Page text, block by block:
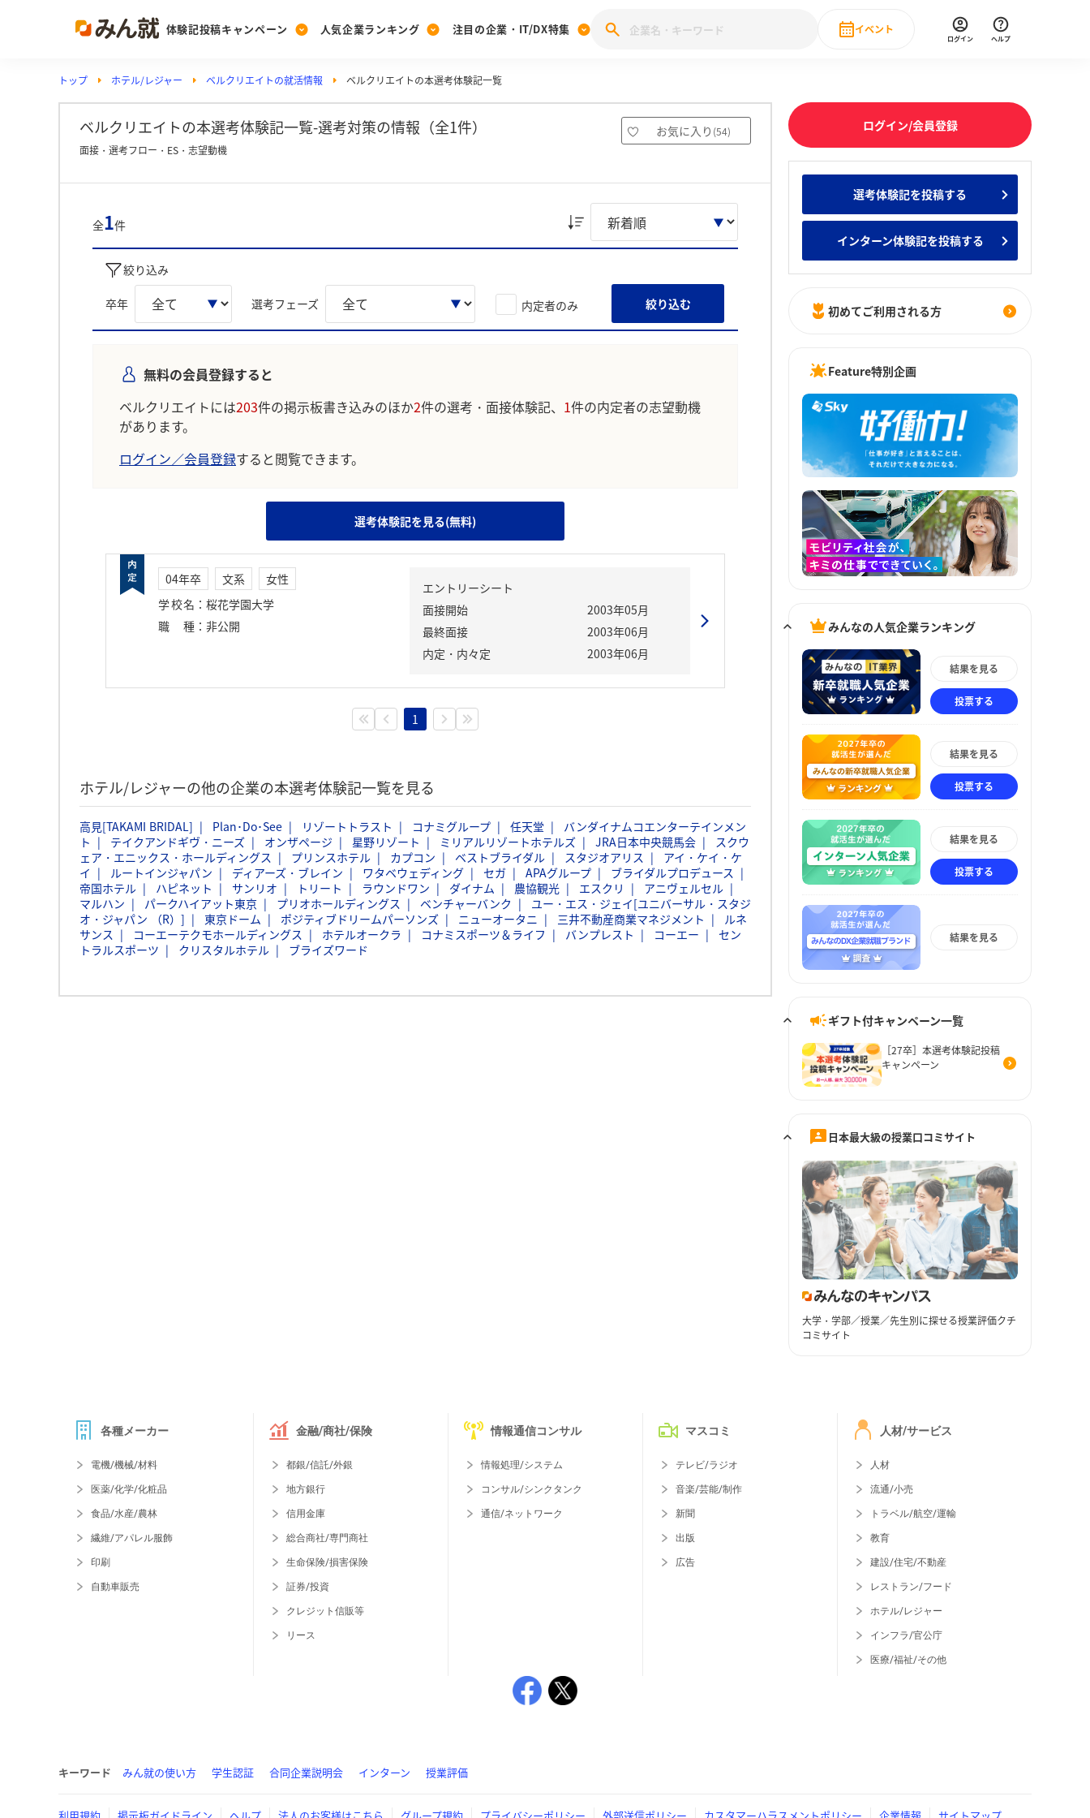
体験記投稿キャンペーン
Post
投稿する
[27卒] 本選考体験記投稿キャンペーン
人気企業ランキング
Ranking
ランキングを見る
みんなのDX企業就職ブランド調査
Vote みんなの新卒就職人気企業ランキング みんなのインターン人気企業ランキ
注目の企業・IT/DX特集
PickUp
注目の企業特集
28卒 IT・DX現場社員インタビュー
イベント
直近のイベント一覧
ログイン ヘルプ
トップ ホテル/レジャー ベルクリエイトの就活情報 ベルクリエイトの本選考体験記一覧
ベルクリエイトの本選考体験記一覧-選考対策の情報（全1件） お気に入り (54)
面接・選考フロー・ES・志望動機
全1件
絞り込み
卒年 選考フェーズ 内定者のみ 絞り込む
無料の会員登録すると
ベルクリエイトには203件の掲示板書き込みのほか2件の選考・面接体験記、 1件の内定者の志望動機
があります。
ログイン／会員登録すると閲覧できます。
選考体験記を見る(無料)
04年卒 文系
女性
学校名 ： 桜花学園大学
職種 ： 非公開
エントリーシート
面接開始
2003年05月
最終面接
2003年06月
内定・内々定
2003年06月
1
ホテル/レジャーの他の企業の本選考体験記一覧を見る
高見[TAKAMI BRIDAL] Plan･Do･See リゾートトラスト コナミグループ 任天堂
バンダイナムコエンターテインメン
ト
テイクアンドギヴ・ニーズ オンザページ 星野リゾート ミリアルリゾートホテルズ JRA日本中央競馬会
スクウ
ェア・エニックス・ホールディングス
プリンスホテル カプコン ベストブライダル スタジオアリス
アイ・ケイ・ケ
イ
ルートインジャパン ディアーズ・ブレイン ワタベウェディング セガ APAグループ
ブライダルプロデュース
帝国ホテル
ハピネット サンリオ トリート ラウンドワン ダイナム 農協観光 エスクリ
アニヴェルセル
マルハン
パークハイアット東京 プリオホールディングス ベンチャーバンク
ユー・エス・ジェイ[ユニバーサル・スタジ
オ・ジャパン （R）]
東京ドーム ポジティブドリームパーソンズ ニューオータニ 三井不動産商業マネジメント
ルネ
サンス
コーエーテクモホールディングス ホテルオークラ コナミスポーツ＆ライフ バンプレスト コーエー
セン
トラルスポーツ
クリスタルホテル ブライズワード
ログイン/会員登録
選考体験記を投稿する
インターン体験記を投稿する
初めてご利用される方
Feature特別企画
みんなの人気企業ランキング
結果を見る
投票する
結果を見る
投票する
結果を見る
投票する
結果を見る
ギフト付キャンペーン一覧
［27卒］本選考体験記投稿
キャンペーン
日本最大級の授業口コミサイト
大学・学部／授業／先生別に探せる授業評価クチ
コミサイト
各種メーカー
電機/機械/材料
医薬/化学/化粧品
食品/水産/農林
繊維/アパレル服飾
印刷
自動車販売
金融/商社/保険
都銀/信託/外銀
地方銀行
信用金庫
総合商社/専門商社
生命保険/損害保険
証券/投資
クレジット信販等
リース
情報通信コンサル
情報処理/システム
コンサル/シンクタンク
通信/ネットワーク
マスコミ
テレビ/ラジオ
音楽/芸能/制作
新聞
出版
広告
人材/サービス
人材
流通/小売
トラベル/航空/運輸
教育
建設/住宅/不動産
レストラン/フード
ホテル/レジャー
インフラ/官公庁
医療/福祉/その他
キーワード みん就の使い方 学生認証 合同企業説明会 インターン 授業評価